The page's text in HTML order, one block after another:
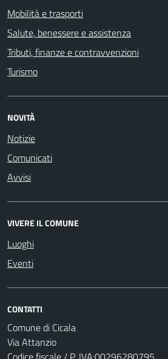
Mobilità e trasporti
Salute, benessere e assistenza
Tributi, finanze e contravvenzioni
Turismo
NOVITÀ
Notizie
Comunicati
Avvisi
VIVERE IL COMUNE
Luoghi
Eventi
CONTATTI
Comune di Cicala
Via Attanzio